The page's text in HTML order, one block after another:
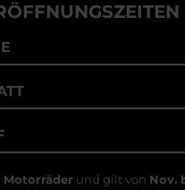
und gilt von Nov.